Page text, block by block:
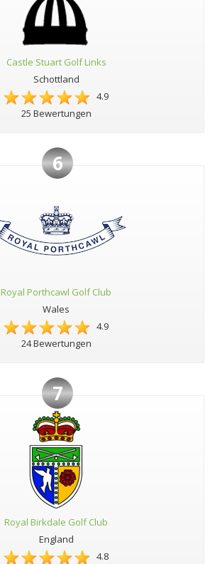
Castle Stuart Golf Links
Schottland
4.9
25 Bewertungen
6
Royal Porthcawl Golf Club
Wales
4.9
24 Bewertungen
7
Royal Birkdale Golf Club
England
4.8